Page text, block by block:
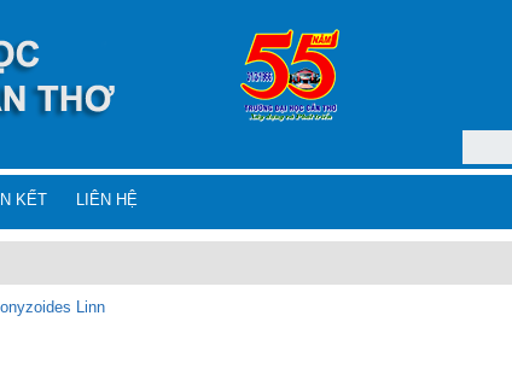
KẾT LIÊN HỆ
Linn